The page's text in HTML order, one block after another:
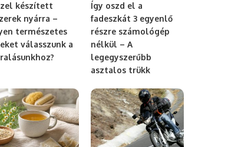
készített
nyárra –
természetes
válasszunk a
Így oszd el a
fadeszkát 3 egyenlő
részre számológép
nélkül – A
legegyszerűbb
asztalos trükk